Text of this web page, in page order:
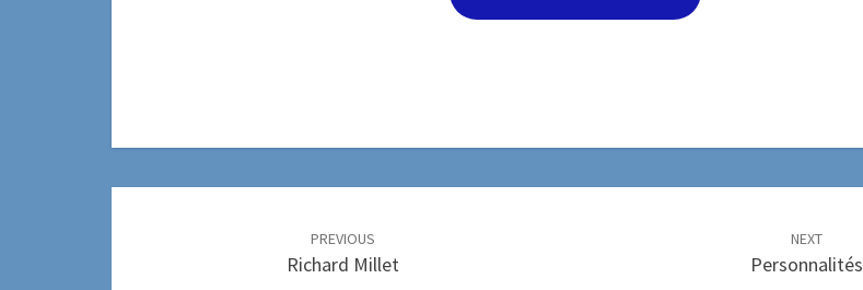
PREVIOUS
Richard Millet
NEXT
Personnalités